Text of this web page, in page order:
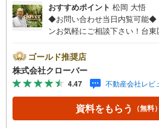
おすすめポイント 松岡 大悟
◆お問い合わせ当日内覧可能◆
ンお気軽にご相談下さい！台
歩10分の立地。ビッグターミナ
分。周辺には買い物施設や飲食
っています。1972年築、SRC
ンション。管理状態も良好で、
施済みです。敷地内に駐輪場
屋。内装はフルリノベーショ
ゴールド推奨店
株式会社クローバー
4.47 不動産会社レビ
資料をもらう （無料）